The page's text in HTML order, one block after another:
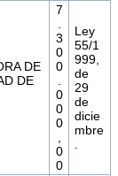
DE
DE
7
.
3
0
0
.
0
0
0
,
0
0
Ley
55/1
999,
de
29
de
dicie
mbre
.